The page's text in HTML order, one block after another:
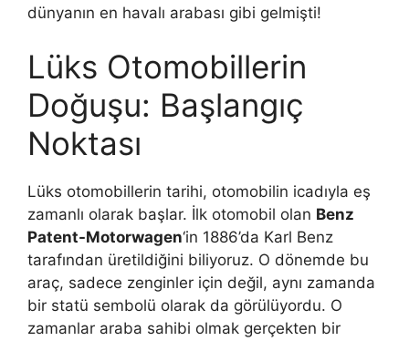
dünyanın en havalı arabası gibi gelmişti!
Lüks Otomobillerin
Doğuşu: Başlangıç
Noktası
Lüks otomobillerin tarihi, otomobilin icadıyla eş
zamanlı olarak başlar. İlk otomobil olan Benz
Patent-Motorwagen‘in 1886’da Karl Benz
tarafından üretildiğini biliyoruz. O dönemde bu
araç, sadece zenginler için değil, aynı zamanda
bir statü sembolü olarak da görülüyordu. O
zamanlar araba sahibi olmak gerçekten bir